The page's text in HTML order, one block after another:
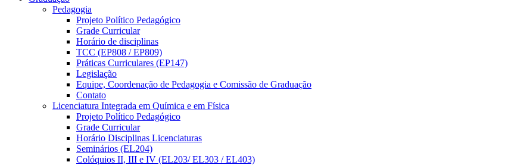
Pedagogia
Projeto Político Pedagógico
Grade Curricular
Horário de disciplinas
TCC (EP808 / EP809)
Práticas Curriculares (EP147)
Legislação
Equipe, Coordenação de Pedagogia e Comissão de Graduação
Contato
Licenciatura Integrada em Química e em Física
Projeto Político Pedagógico
Grade Curricular
Horário Disciplinas Licenciaturas
Seminários (EL204)
Colóquios II, III e IV (EL203/ EL303 / EL403)